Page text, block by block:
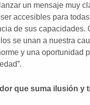
un mensaje muy
accesibles para
de sus capacidades.
se unan a nuestra
y una oportunidad
que suma ilusión y